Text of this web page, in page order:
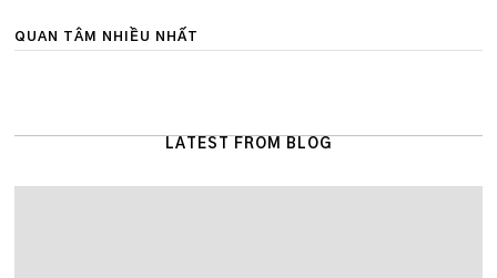
QUAN TÂM NHIỀU NHẤT
LATEST FROM BLOG